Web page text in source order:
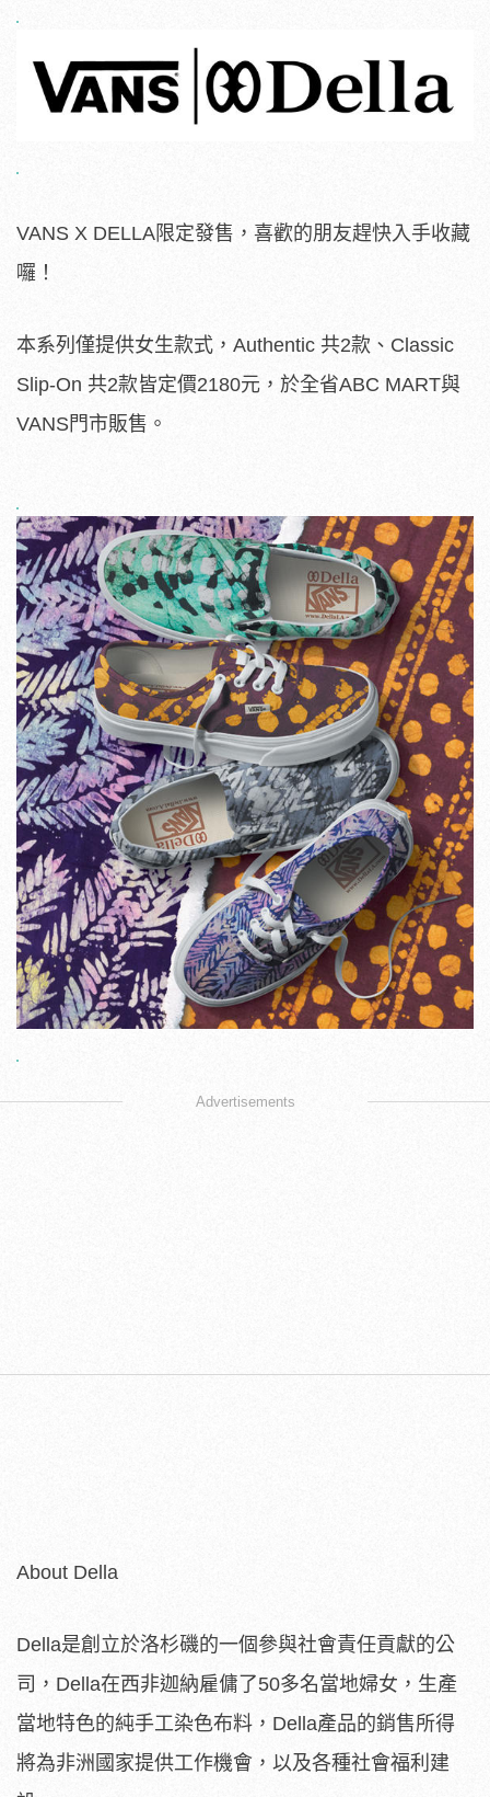
VANS X DELLA限定發售，喜歡的朋友趕快入手收藏
囉！
本系列僅提供女生款式，Authentic 共2款、Classic
Slip-On 共2款皆定價2180元，於全省ABC MART與
VANS門市販售。
Advertisements
About Della
Della是創立於洛杉磯的一個參與社會責任貢獻的公
司，Della在西非迦納雇傭了50多名當地婦女，生產
當地特色的純手工染色布料，Della產品的銷售所得
將為非洲國家提供工作機會，以及各種社會福利建